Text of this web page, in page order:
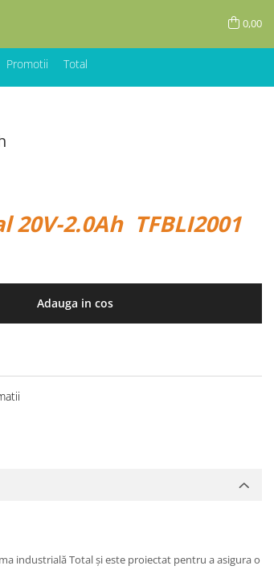
0,00
Promotii Total
2.0Ah TFBLI2001
Adauga in cos
industrială Total și este proiectat pentru a asigura o